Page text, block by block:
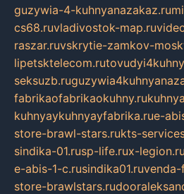
guzywia-4-kuhnyanazakaz.ru
cs68.ruvladivostok-map.ru
raszar.ruvskrytie-zamkov-
lipetsktelecom.ru
seksuzb.ru
fabrikaofabrikaokuhny.ru
kuhnyaykuhnyayfabrika.rue-
store-brawl-stars.rukts-
sindika-01.rusp-life.rux-legion.ru
e-abis-1-c.rusindika01.ruvenda-
store-brawlstars.ru